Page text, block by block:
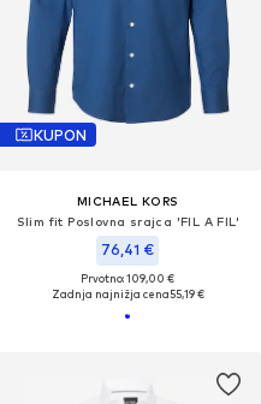
KUPON
MICHAEL KORS
Slim fit Poslovna srajca 'FIL A FIL'
76,41 €
Prvotno: 109,00 €
Zadnja najnižja cena55,19 €